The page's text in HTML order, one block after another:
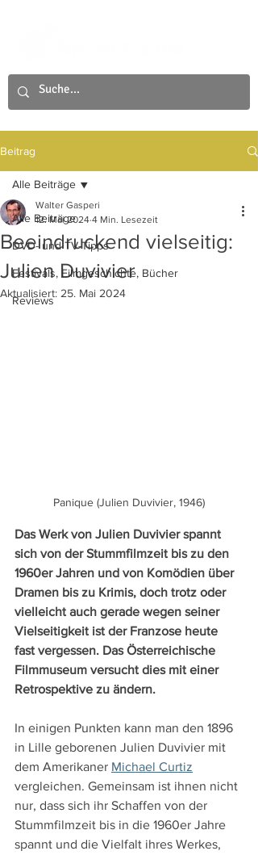
Beitrag
Alle Beiträge
DVD- und TV-Tipps
Festivals, Filmgeschichte, Bücher
Reviews
Alle Beiträge
Beeindruckend vielseitig:
Julien Duvivier
Walter Gasperi
12. Mai 2024 4 Min. Lesezeit
Aktualisiert: 25. Mai 2024
Panique (Julien Duvivier, 1946)
Das Werk von Julien Duvivier spannt
sich von der Stummfilmzeit bis zu den
1960er Jahren und von Komödien über
Dramen bis zu Krimis, doch trotz oder
vielleicht auch gerade wegen seiner
Vielseitigkeit ist der Franzose heute
fast vergessen. Das Österreichische
Filmmuseum versucht dies mit einer
Retrospektive zu ändern.
In einigen Punkten kann man den 1896
in Lille geborenen Julien Duvivier mit
dem Amerikaner Michael Curtiz
vergleichen. Gemeinsam ist ihnen nicht
nur, dass sich ihr Schaffen von der
Stummfilmzeit bis in die 1960er Jahre
spannt und die Vielfalt ihres Werkes,